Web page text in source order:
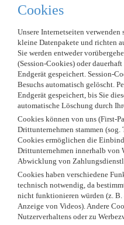
Cookies
Unsere Internetseiten
kleine Datenpakete und richten
Sie werden entweder
(Session-Cookies) oder
Endgerät gespeichert. Session-
Besuchs automatisch gelöscht.
Endgerät gespeichert, bis Sie
automatische Löschung durch
Cookies können von uns (First-
Drittunternehmen stammen
Cookies ermöglichen die
Drittunternehmen innerhalb von
Abwicklung von
Cookies haben verschiedene
technisch notwendig, da
nicht funktionieren würden (z.
Anzeige von Videos). Andere
Nutzerverhaltens oder zu